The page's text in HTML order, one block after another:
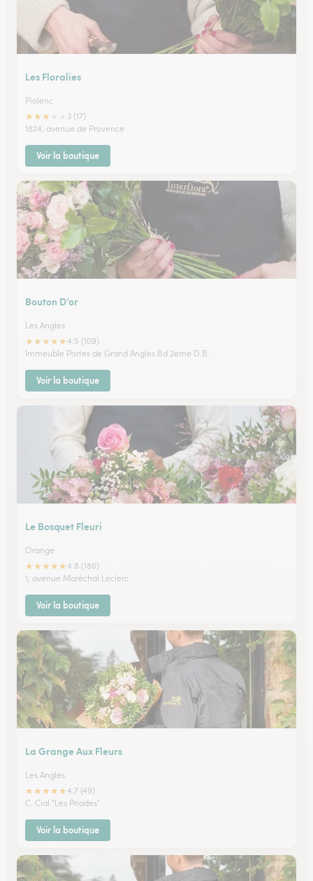
Les Floralies
Piolenc
★★★
3 (17)
1824, avenue de Provence
Voir la boutique
Bouton D’or
Les Angles
★★★★★4.5 (109)
Immeuble Portes de Grand Angles Bd 2ème D.B.
Voir la boutique
Le Bosquet Fleuri
Orange
★★★★★4.8 (186)
1, avenue Maréchal Leclerc
Voir la boutique
La Grange Aux Fleurs
Les Angles
★★★★★4.7 (49)
C. Cial "Les Priades"
Voir la boutique